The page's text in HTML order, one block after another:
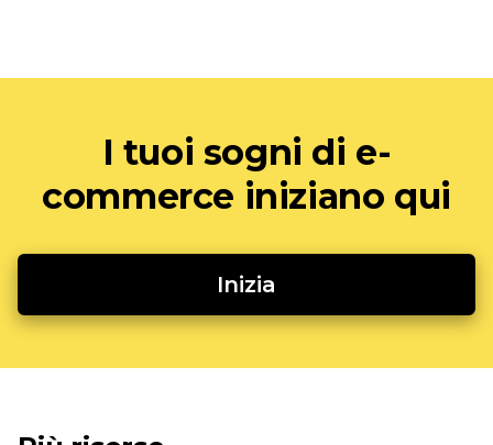
I tuoi sogni di e-
commerce iniziano qui
Inizia